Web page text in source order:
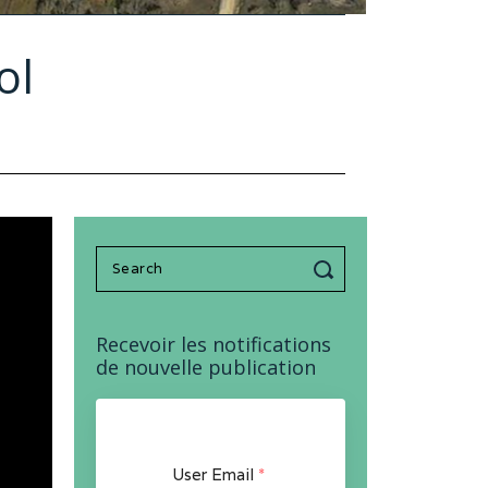
Search
for:
Recevoir les notifications
de nouvelle publication
User Email *